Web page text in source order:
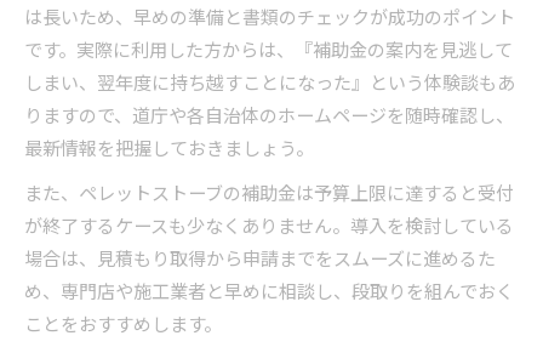
は長いため、早めの準備と書類のチェックが成功のポイント
です。実際に利用した方からは、『補助金の案内を見逃して
しまい、翌年度に持ち越すことになった』という体験談もあ
りますので、道庁や各自治体のホームページを随時確認し、
最新情報を把握しておきましょう。
また、ペレットストーブの補助金は予算上限に達すると受付
が終了するケースも少なくありません。導入を検討している
場合は、見積もり取得から申請までをスムーズに進めるた
め、専門店や施工業者と早めに相談し、段取りを組んでおく
ことをおすすめします。